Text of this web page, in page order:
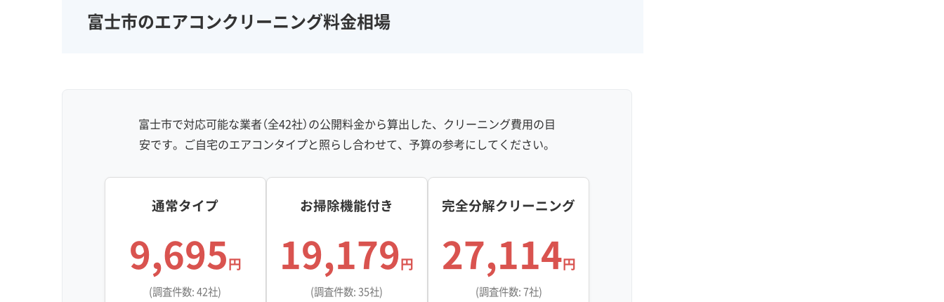
富士市のエアコンクリーニング料金相場
富士市で対応可能な業者（全42社）の公開料金から算出した、クリーニング費用の目
安です。ご自宅のエアコンタイプと照らし合わせて、予算の参考にしてください。
通常タイプ
9,695円
(調査件数: 42社)
お掃除機能付き
19,179円
(調査件数: 35社)
完全分解クリーニング
27,114円
(調査件数: 7社)